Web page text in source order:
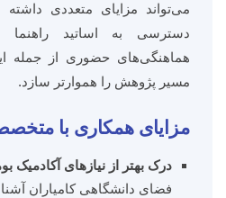
می‌تواند مزایای متعددی
دسترسی به اساتید
هماهنگی‌های حضوری از جمله
مسیر پژوهش را هموارتر سازد.
مزایای همکاری با
درک بهتر از نیازهای آکادمیک
فضای دانشگاهی کامیاران